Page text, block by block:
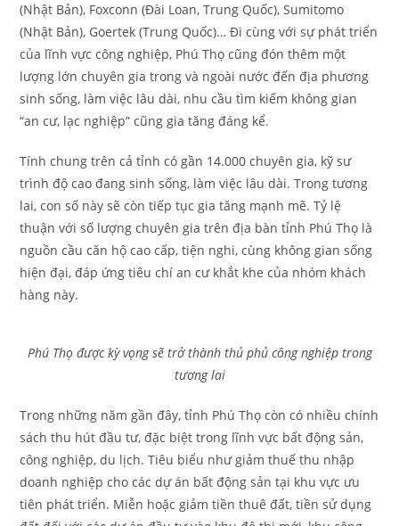
(Nhật Bản), Foxconn (Đài Loan, Trung Quốc), Sumitomo
(Nhật Bản), Goertek (Trung Quốc)… Đi cùng với sự phát triển
của lĩnh vực công nghiệp, Phú Thọ cũng đón thêm một
lượng lớn chuyên gia trong và ngoài nước đến địa phương
sinh sống, làm việc lâu dài, nhu cầu tìm kiếm không gian
“an cư, lạc nghiệp” cũng gia tăng đáng kể.
Tính chung trên cả tỉnh có gần 14.000 chuyên gia, kỹ sư
trình độ cao đang sinh sống, làm việc lâu dài. Trong tương
lai, con số này sẽ còn tiếp tục gia tăng mạnh mẽ. Tỷ lệ
thuận với số lượng chuyên gia trên địa bàn tỉnh Phú Thọ là
nguồn cầu căn hộ cao cấp, tiện nghi, cùng không gian sống
hiện đại, đáp ứng tiêu chí an cư khắt khe của nhóm khách
hàng này.
Phú Thọ được kỳ vọng sẽ trở thành thủ phủ công nghiệp trong
tương lai
Trong những năm gần đây, tỉnh Phú Thọ còn có nhiều chính
sách thu hút đầu tư, đặc biệt trong lĩnh vực bất động sản,
công nghiệp, du lịch. Tiêu biểu như giảm thuế thu nhập
doanh nghiệp cho các dự án bất động sản tại khu vực ưu
tiên phát triển. Miễn hoặc giảm tiền thuê đất, tiền sử dụng